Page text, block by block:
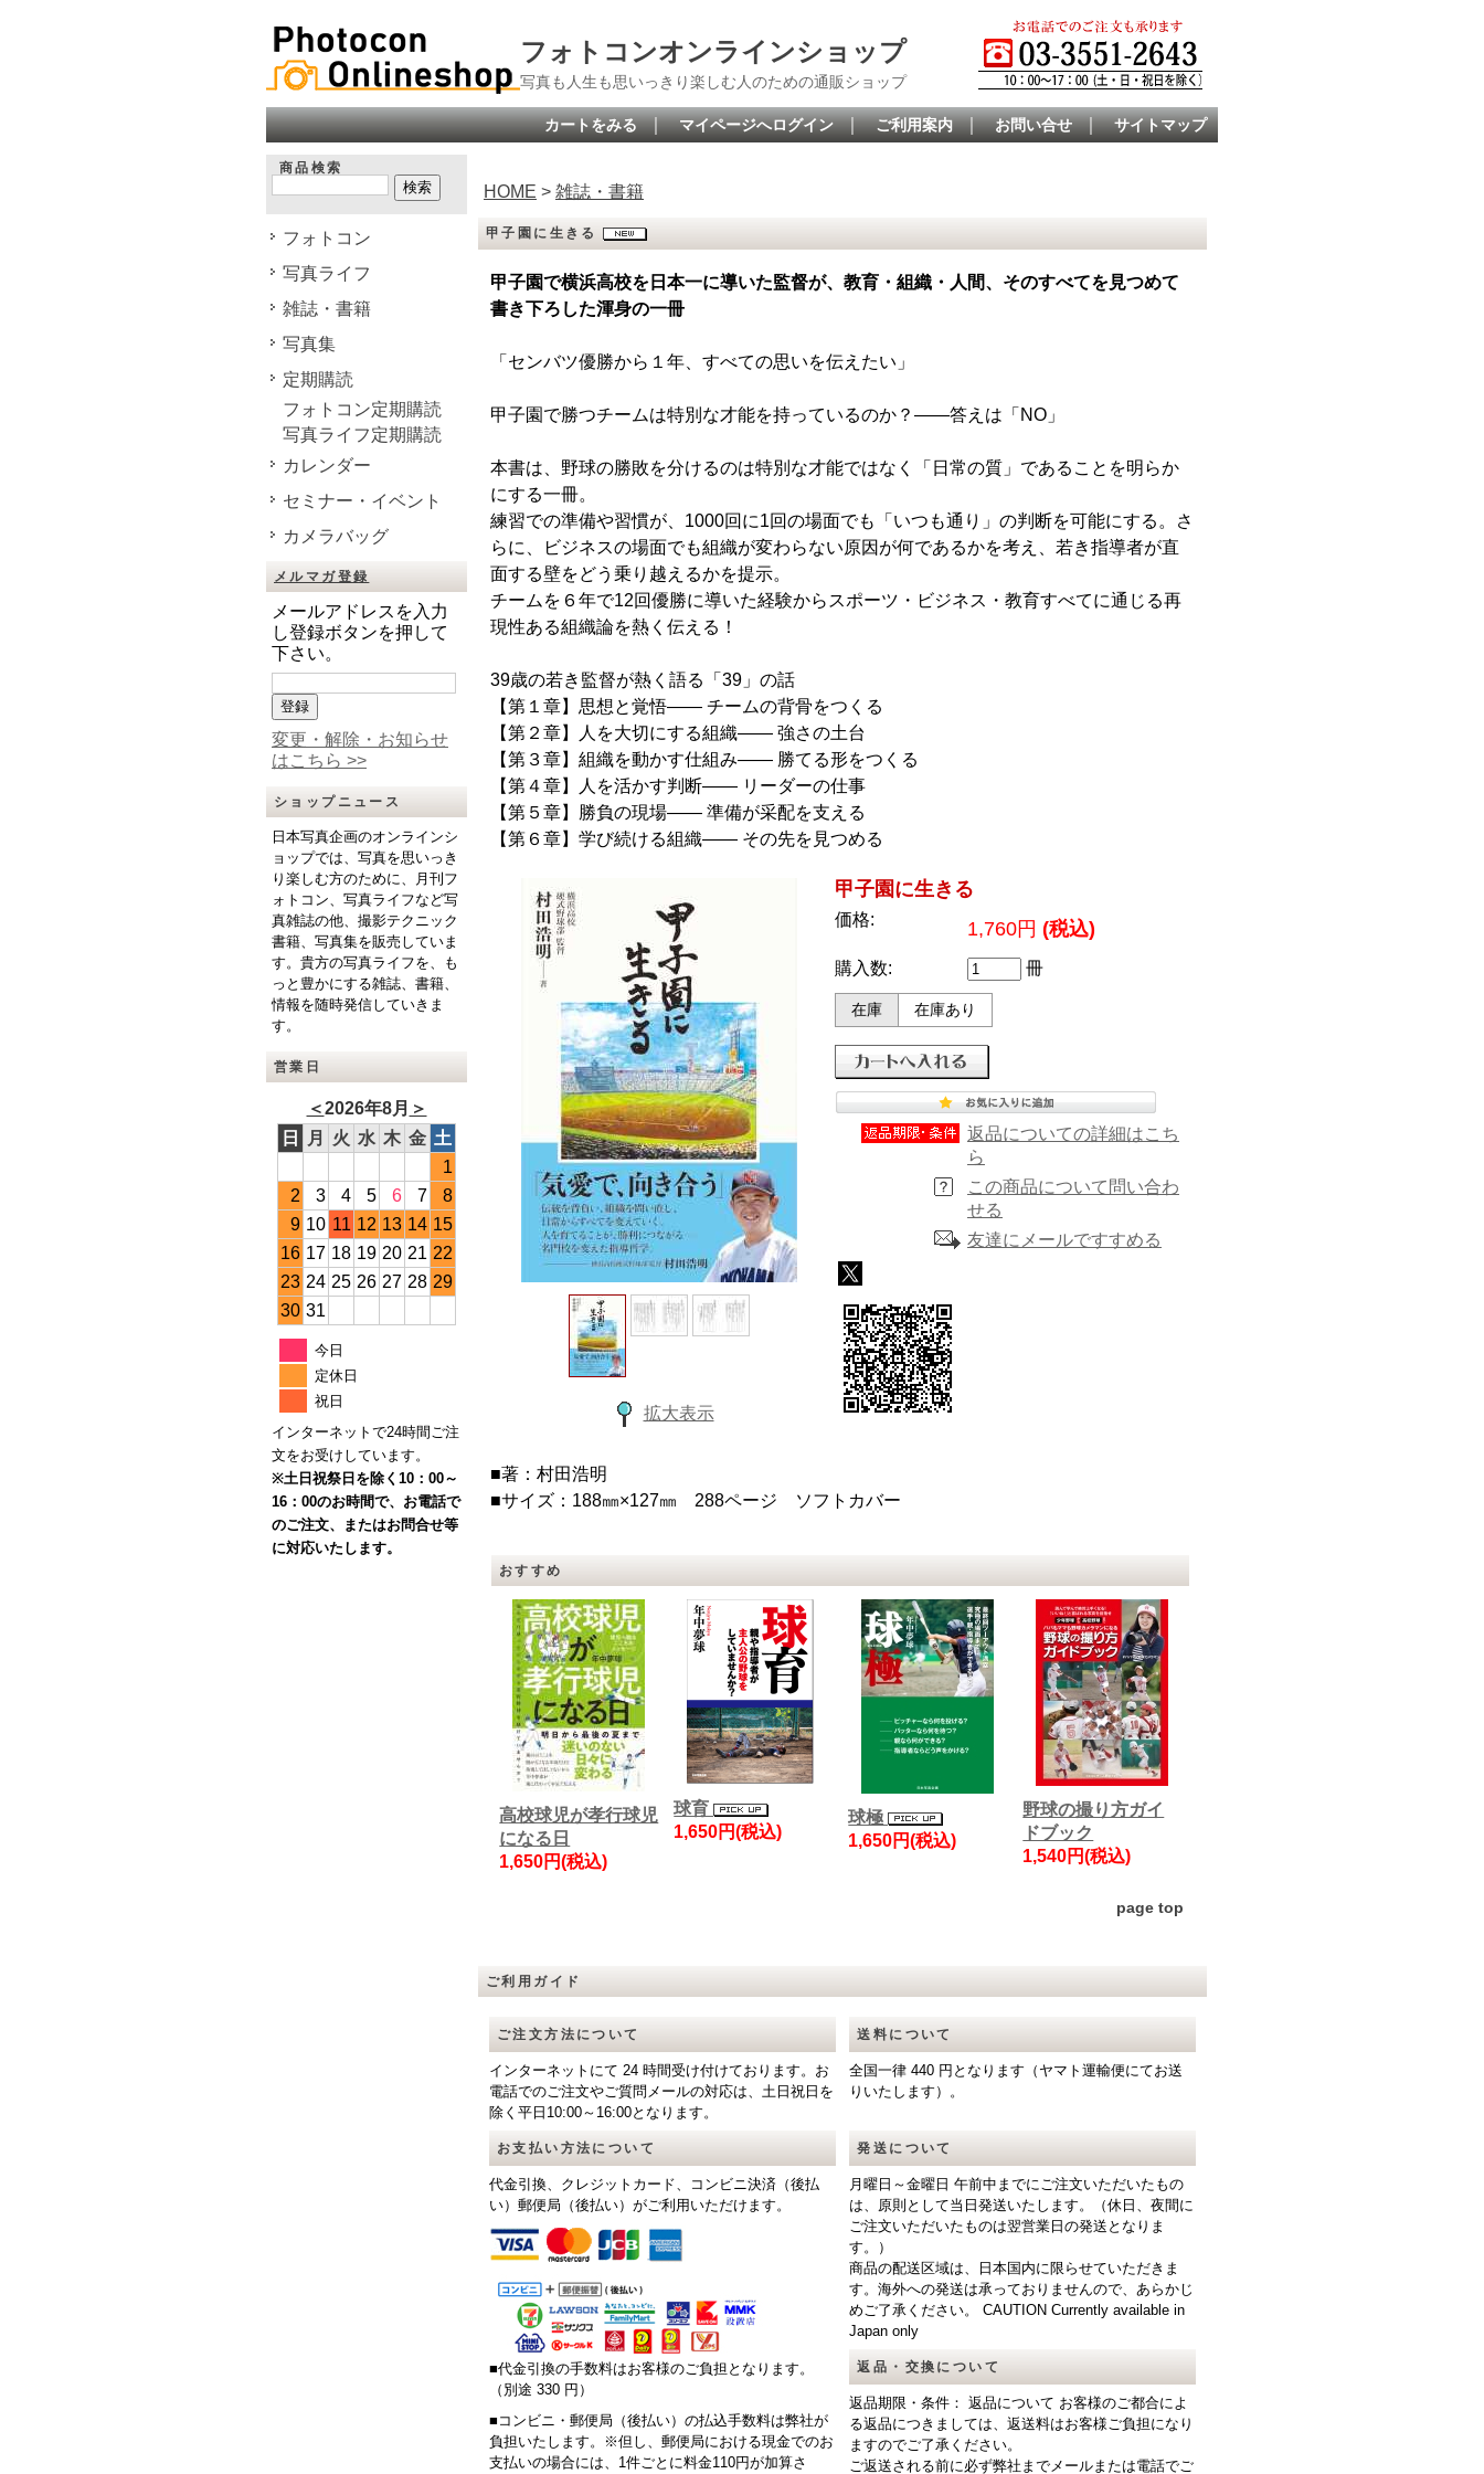
フォトコンオンラインショップ
写真も人生も思いっきり楽しむ人のための通販ショップ
カートをみる ｜ マイページへログイン ｜ ご利用案内 ｜ お問い合せ ｜ サイトマップ
商品検索
フォトコン
写真ライフ
雑誌・書籍
写真集
定期購読
フォトコン定期購読
写真ライフ定期購読
カレンダー
セミナー・イベント
カメラバッグ
メルマガ登録
メールアドレスを入力
し登録ボタンを押して
下さい。
変更・解除・お知らせ
はこちら >>
ショップニュース
日本写真企画のオンラインシ
ョップでは、写真を思いっき
り楽しむ方のために、月刊フ
ォトコン、写真ライフなど写
真雑誌の他、撮影テクニック
書籍、写真集を販売していま
す。貴方の写真ライフを、も
っと豊かにする雑誌、書籍、
情報を随時発信していきま
す。
営業日
＜2026年8月 ＞
日
月 火 水 木 金 土
1
2
3 4 5 6 7
8
9 10 11 12 13 14 15
16 17 18 19 20 21 22
23 24 25 26 27 28 29
30 31
今日
定休日
祝日
インターネットで24時間ご注
文をお受けしています。
※土日祝祭日を除く10：00～
16：00のお時間で、お電話で
のご注文、またはお問合せ等
に対応いたします。
HOME > 雑誌・書籍
甲子園に生きる
甲子園で横浜高校を日本一に導いた監督が、教育・組織・人間、そのすべてを見つめて
書き下ろした渾身の一冊
「センバツ優勝から１年、すべての思いを伝えたい」
甲子園で勝つチームは特別な才能を持っているのか？――答えは「NO」
本書は、野球の勝敗を分けるのは特別な才能ではなく「日常の質」であることを明らか
にする一冊。
練習での準備や習慣が、1000回に1回の場面でも「いつも通り」の判断を可能にする。さ
らに、ビジネスの場面でも組織が変わらない原因が何であるかを考え、若き指導者が直
面する壁をどう乗り越えるかを提示。
チームを６年で12回優勝に導いた経験からスポーツ・ビジネス・教育すべてに通じる再
現性ある組織論を熱く伝える！
39歳の若き監督が熱く語る「39」の話
【第１章】思想と覚悟―― チームの背骨をつくる
【第２章】人を大切にする組織―― 強さの土台
【第３章】組織を動かす仕組み―― 勝てる形をつくる
【第４章】人を活かす判断―― リーダーの仕事
【第５章】勝負の現場―― 準備が采配を支える
【第６章】学び続ける組織―― その先を見つめる
拡大表示
甲子園に生きる
価格: 1,760円 (税込)
購入数: 冊
在庫 在庫あり
返品についての詳細はこち
ら
この商品について問い合わ
せる
友達にメールですすめる
■著：村田浩明
■サイズ：188㎜×127㎜ 288ページ ソフトカバー
おすすめ
高校球児が孝行球児
になる日
1,650円(税込)
球育
1,650円(税込)
球極
1,650円(税込)
野球の撮り方ガイ
ドブック
1,540円(税込)
page top
ご利用ガイド
ご注文方法について
インターネットにて 24 時間受け付けております。お
電話でのご注文やご質問メールの対応は、土日祝日を
除く平日10:00～16:00となります。
お支払い方法について
代金引換、クレジットカード、コンビニ決済（後払
い）郵便局（後払い）がご利用いただけます。
■代金引換の手数料はお客様のご負担となります。
（別途 330 円）
■コンビニ・郵便局（後払い）の払込手数料は弊社が
負担いたします。※但し、郵便局における現金でのお
支払いの場合には、1件ごとに料金110円が加算さ
送料について
全国一律 440 円となります（ヤマト運輸便にてお送
りいたします）。
発送について
月曜日～金曜日 午前中までにご注文いただいたもの
は、原則として当日発送いたします。（休日、夜間に
ご注文いただいたものは翌営業日の発送となりま
す。）
商品の配送区域は、日本国内に限らせていただきま
す。海外への発送は承っておりませんので、あらかじ
めご了承ください。 CAUTION Currently available in
Japan only
返品・交換について
返品期限・条件： 返品について お客様のご都合によ
る返品につきましては、返送料はお客様ご負担になり
ますのでご了承ください。
ご返送される前に必ず弊社までメールまたは電話でご